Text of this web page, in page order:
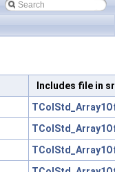
Includes file in